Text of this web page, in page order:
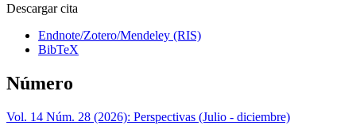
Descargar cita
Endnote/Zotero/Mendeley (RIS)
BibTeX
Número
Vol. 14 Núm. 28 (2026): Perspectivas (Julio - diciembre)